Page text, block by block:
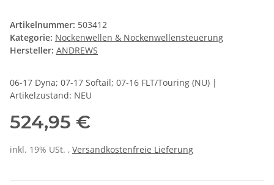
Artikelnummer: 503412
Kategorie: Nockenwellen & Nockenwellensteuerung
Hersteller: ANDREWS
06-17 Dyna; 07-17 Softail; 07-16 FLT/Touring (NU) |
Artikelzustand: NEU
524,95 €
inkl. 19% USt. , Versandkostenfreie Lieferung